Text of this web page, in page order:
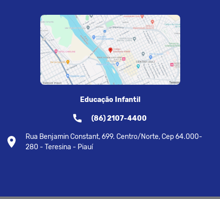
Educação Infantil
(86) 2107-4400
Rua Benjamin Constant, 699. Centro/Norte, Cep 64.000-
280 - Teresina - Piauí